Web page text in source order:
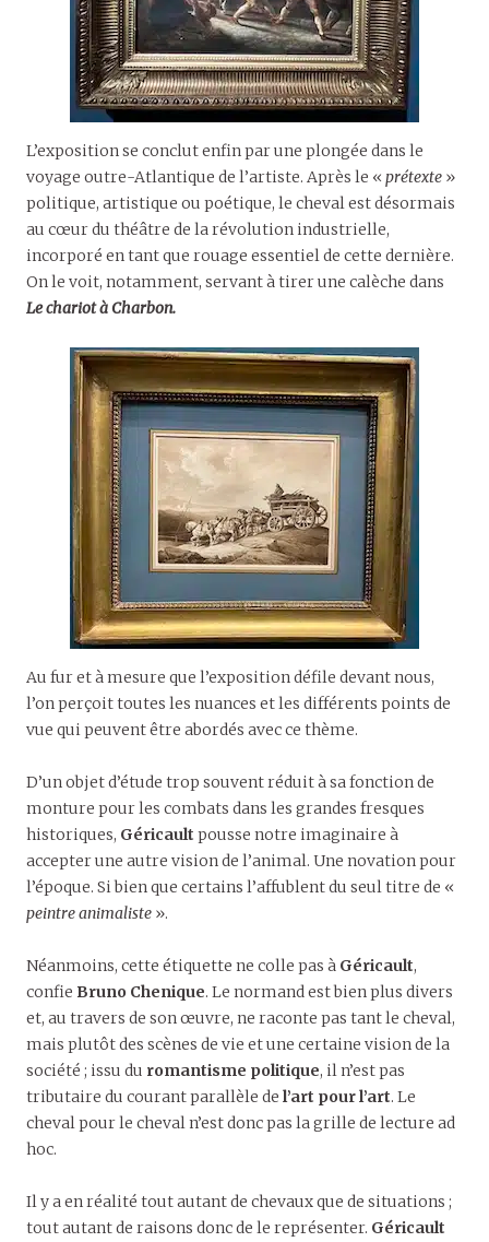
L’exposition se conclut enfin par une plongée dans le
voyage outre-Atlantique de l’artiste. Après le « prétexte »
politique, artistique ou poétique, le cheval est désormais
au cœur du théâtre de la révolution industrielle,
incorporé en tant que rouage essentiel de cette dernière.
On le voit, notamment, servant à tirer une calèche dans
Le chariot à Charbon.
Au fur et à mesure que l’exposition défile devant nous,
l’on perçoit toutes les nuances et les différents points de
vue qui peuvent être abordés avec ce thème.
D’un objet d’étude trop souvent réduit à sa fonction de
monture pour les combats dans les grandes fresques
historiques, Géricault pousse notre imaginaire à
accepter une autre vision de l’animal. Une novation pour
l’époque. Si bien que certains l’affublent du seul titre de «
peintre animaliste ».
Néanmoins, cette étiquette ne colle pas à Géricault,
confie Bruno Chenique. Le normand est bien plus divers
et, au travers de son œuvre, ne raconte pas tant le cheval,
mais plutôt des scènes de vie et une certaine vision de la
société ; issu du romantisme politique, il n’est pas
tributaire du courant parallèle de l’art pour l’art. Le
cheval pour le cheval n’est donc pas la grille de lecture ad
hoc.
Il y a en réalité tout autant de chevaux que de situations ;
tout autant de raisons donc de le représenter. Géricault